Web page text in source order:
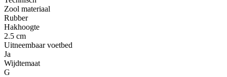
Zool materiaal
Rubber
Hakhoogte
2.5 cm
Uitneembaar voetbed
Ja
Wijdtemaat
G